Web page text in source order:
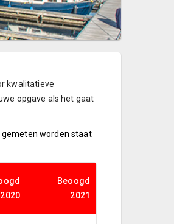
kwalitatieve
opgave als het gaat
gemeten worden staat
2020
Beoogd
2021